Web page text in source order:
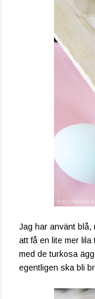
Jag har använt blå,
att få en lite mer
med de turkosa
egentligen ska bli